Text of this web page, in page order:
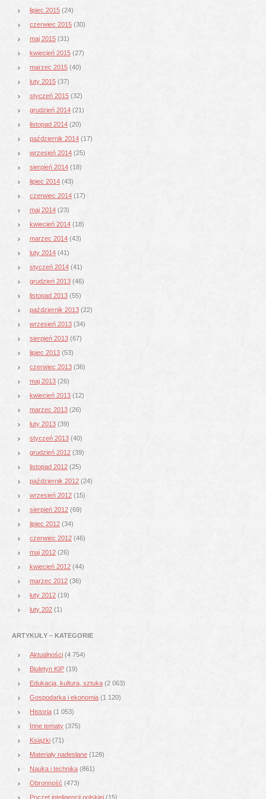
lipiec 2015 (24)
czerwiec 2015 (30)
maj 2015 (31)
kwiecień 2015 (27)
marzec 2015 (40)
luty 2015 (37)
styczeń 2015 (32)
grudzień 2014 (21)
listopad 2014 (20)
październik 2014 (17)
wrzesień 2014 (25)
sierpień 2014 (18)
lipiec 2014 (43)
czerwiec 2014 (17)
maj 2014 (23)
kwiecień 2014 (18)
marzec 2014 (43)
luty 2014 (41)
styczeń 2014 (41)
grudzień 2013 (46)
listopad 2013 (55)
październik 2013 (22)
wrzesień 2013 (34)
sierpień 2013 (67)
lipiec 2013 (53)
czerwiec 2013 (36)
maj 2013 (26)
kwiecień 2013 (12)
marzec 2013 (26)
luty 2013 (39)
styczeń 2013 (40)
grudzień 2012 (39)
listopad 2012 (25)
październik 2012 (24)
wrzesień 2012 (15)
sierpień 2012 (69)
lipiec 2012 (34)
czerwiec 2012 (46)
maj 2012 (26)
kwiecień 2012 (44)
marzec 2012 (36)
luty 2012 (19)
luty 202 (1)
ARTYKUŁY – KATEGORIE
Aktualności (4 754)
Biuletyn KIP (19)
Edukacja, kultura, sztuka (2 063)
Gospodarka i ekonomia (1 120)
Historia (1 053)
Inne tematy (375)
Książki (71)
Materiały nadesłane (128)
Nauka i technika (861)
Obronność (473)
Poczet inteligencji polskiej (15)